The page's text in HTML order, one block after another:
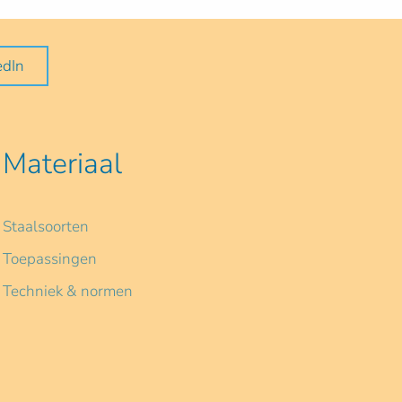
Materiaal
Staalsoorten
Toepassingen
Techniek & normen